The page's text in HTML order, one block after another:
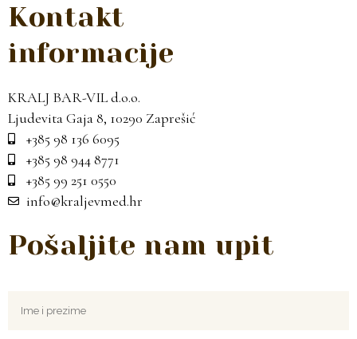
Kontakt
informacije
KRALJ BAR-VIL d.o.o.
Ljudevita Gaja 8, 10290 Zaprešić
+385 98 136 6095
+385 98 944 8771
+385 99 251 0550
info@kraljevmed.hr
Pošaljite nam upit